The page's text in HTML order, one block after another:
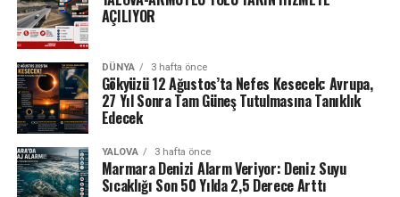
AÇILIYOR
DÜNYA 3 hafta önce
Gökyüzü 12 Ağustos’ta Nefes Kesecek: Avrupa,
27 Yıl Sonra Tam Güneş Tutulmasına Tanıklık
Edecek
YALOVA 3 hafta önce
Marmara Denizi Alarm Veriyor: Deniz Suyu
Sıcaklığı Son 50 Yılda 2,5 Derece Arttı